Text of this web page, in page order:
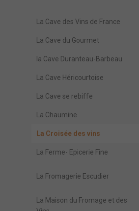
La Cave des Vins de France
La Cave du Gourmet
la Cave Duranteau-Barbeau
La Cave Héricourtoise
La Cave se rebiffe
La Chaumine
La Croisée des vins
La Ferme- Epicerie Fine
La Fromagerie Escudier
La Maison du Fromage et des